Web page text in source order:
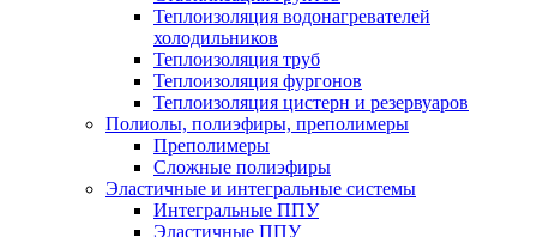
Теплоизоляция водонагревателей
холодильников
Теплоизоляция труб
Теплоизоляция фургонов
Теплоизоляция цистерн и резервуаров
Полиолы, полиэфиры, преполимеры
Преполимеры
Сложные полиэфиры
Эластичные и интегральные системы
Интегральные ППУ
Эластичные ППУ